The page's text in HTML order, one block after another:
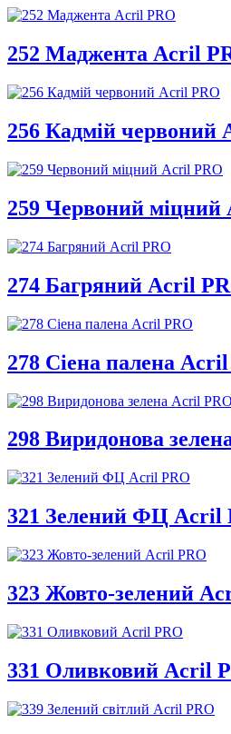
252 Маджента Acril
256 Кадмій червоний
259 Червоний міцний
274 Багряний Acril
278 Сіена палена
298 Виридонова
321 Зелений ФЦ Acril
323 Жовто-зелений
331 Оливковий Acril